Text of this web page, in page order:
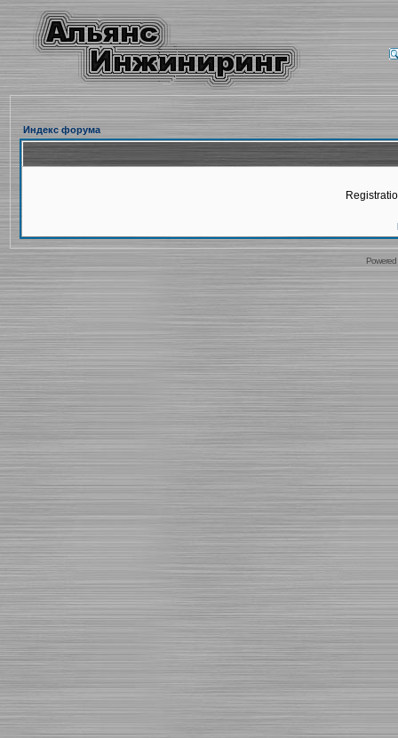
Индекс форума